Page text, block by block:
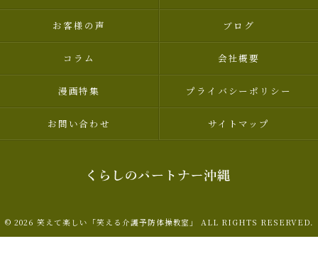
お客様の声 ブログ
コラム 会社概要
漫画特集 プライバシーポリシー
お問い合わせ サイトマップ
© 2026 笑えて楽しい「笑える介護予防体操教室」 ALL RIGHTS RESERVED.